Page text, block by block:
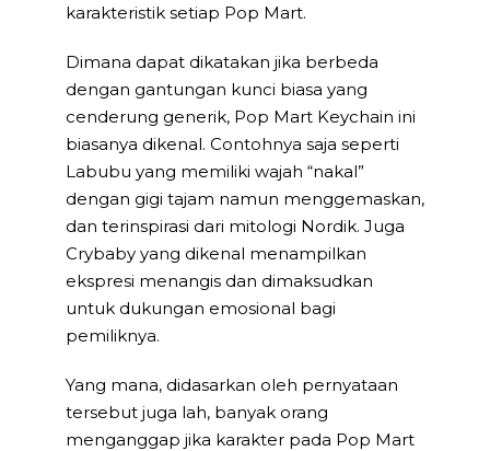
karakteristik setiap Pop Mart.
Dimana dapat dikatakan jika berbeda
dengan gantungan kunci biasa yang
cenderung generik, Pop Mart Keychain ini
biasanya dikenal. Contohnya saja seperti
Labubu yang memiliki wajah “nakal”
dengan gigi tajam namun menggemaskan,
dan terinspirasi dari mitologi Nordik. Juga
Crybaby yang dikenal menampilkan
ekspresi menangis dan dimaksudkan
untuk dukungan emosional bagi
pemiliknya.
Yang mana, didasarkan oleh pernyataan
tersebut juga lah, banyak orang
menganggap jika karakter pada Pop Mart